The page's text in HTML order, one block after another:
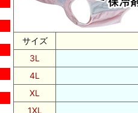
サイズ
3L
4L
XL
1XL